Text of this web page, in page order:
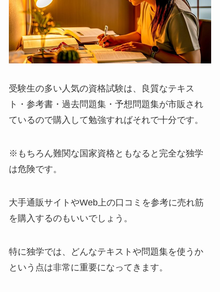
受験生の多い人気の資格試験は、良質なテキス
ト・参考書・過去問題集・予想問題集が市販され
ているので購入して勉強すればそれで十分です。
※もちろん難関な国家資格ともなると完全な独学
は危険です。
大手通販サイトやWeb上の口コミを参考に売れ筋
を購入するのもいいでしょう。
特に独学では、どんなテキストや問題集を使うか
という点は非常に重要になってきます。